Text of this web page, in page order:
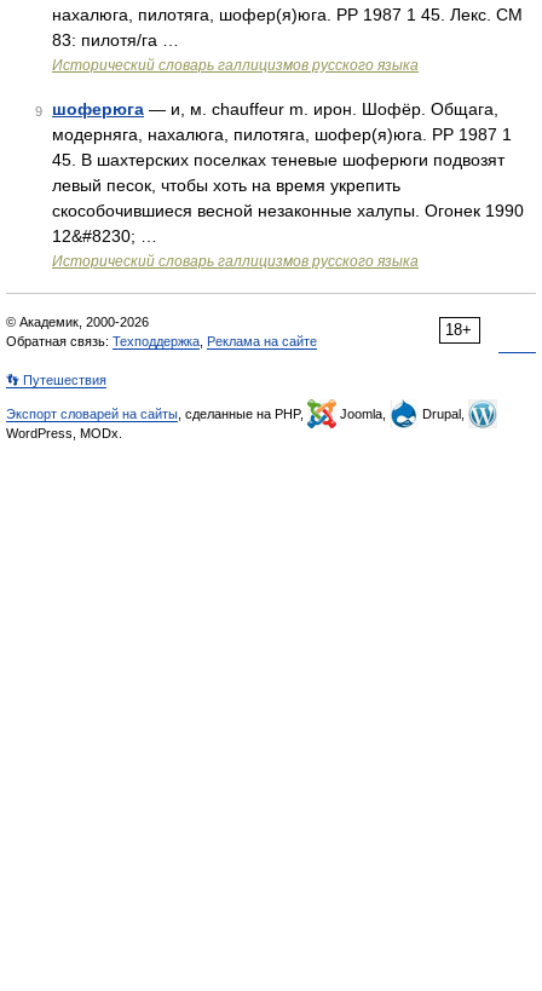
нахалюга, пилотяга, шофер(я)юга. РР 1987 1 45. Лекс. СМ
83: пилотя/га …
Исторический словарь галлицизмов русского языка
9 шоферюга — и, м. chauffeur m. ирон. Шофёр. Общага,
модерняга, нахалюга, пилотяга, шофер(я)юга. РР 1987 1
45. В шахтерских поселках теневые шоферюги подвозят
левый песок, чтобы хоть на время укрепить
скособочившиеся весной незаконные халупы. Огонек 1990
12&#8230; …
Исторический словарь галлицизмов русского языка
18+
© Академик, 2000-2026
Обратная связь: Техподдержка Реклама на сайте
👣 Путешествия
Экспорт словарей на сайты , сделанные на PHP, Joomla,
Drupal,
WordPress, MODx.